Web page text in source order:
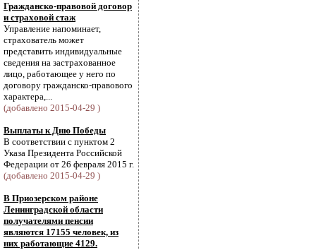
Гражданско-правовой договор
и страховой стаж
Управление напоминает,
страхователь может
представить индивидуальные
сведения на застрахованное
лицо, работающее у него по
договору гражданско-правового
характера,...
(добавлено 2015-04-29 )
Выплаты к Дню Победы
В соответствии с пунктом 2
Указа Президента Российской
Федерации от 26 февраля 2015 г.
(добавлено 2015-04-29 )
В Приозерском районе
Ленинградской области
получателями пенсии
являются 17155 человек, из
них работающие 4129.